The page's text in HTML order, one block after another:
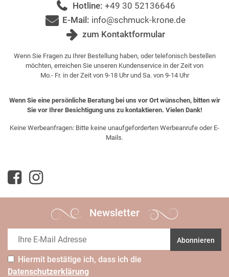
Hotline: +49 30 52136646
E-Mail: info@schmuck-krone.de
zum Kontaktformular
Wenn Sie Fragen zu Ihrer Bestellung haben, oder telefonisch bestellen
möchten, erreichen Sie unseren Kundenservice in der Zeit von
Mo.- Fr. in der Zeit von 9-18 Uhr und Sa. von 9-14 Uhr
Wenn Sie eine persönliche Beratung bei uns vor Ort wünschen, bitten wir
Sie vor Ihrer Besichtigung uns zu kontaktieren. Vielen Dank!
Keine Werbeanfragen: Bitte keine unaufgeforderten Werbeanrufe oder E-
Mails.
Newsletter
Abonnieren
Hiermit bestätige ich, dass ich die
Daten­schutz­erklärung